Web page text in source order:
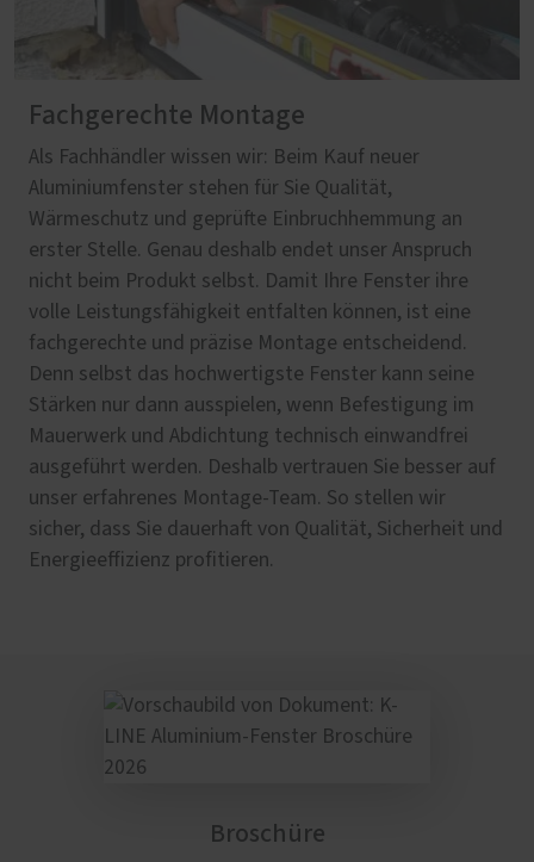
Fachgerechte Montage
Als Fachhändler wissen wir: Beim Kauf neuer
Aluminiumfenster stehen für Sie Qualität,
Wärmeschutz und geprüfte Einbruchhemmung an
erster Stelle. Genau deshalb endet unser Anspruch
nicht beim Produkt selbst. Damit Ihre Fenster ihre
volle Leistungsfähigkeit entfalten können, ist eine
fachgerechte und präzise Montage entscheidend.
Denn selbst das hochwertigste Fenster kann seine
Stärken nur dann ausspielen, wenn Befestigung im
Mauerwerk und Abdichtung technisch einwandfrei
ausgeführt werden. Deshalb vertrauen Sie besser auf
unser erfahrenes Montage-Team. So stellen wir
sicher, dass Sie dauerhaft von Qualität, Sicherheit und
Energieeffizienz profitieren.
Broschüre